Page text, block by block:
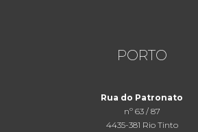
PORTO
Rua do Patronato
nº 63 / 87
4435-381 Rio Tinto